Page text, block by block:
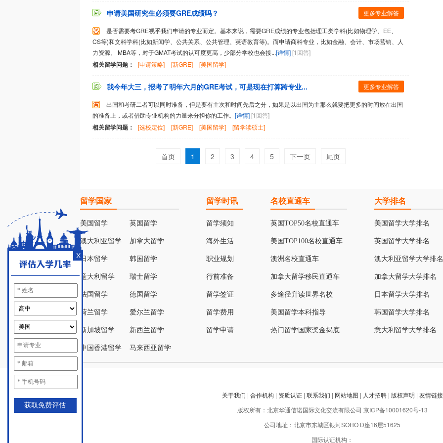
更多专业解答
申请美国研究生必须要GRE成绩吗？
是否需要考GRE视乎我们申请的专业而定。基本来说，需要GRE成绩的专业包括理工类学科(比如物理学、EE、
CS等)和文科学科(比如新闻学、公共关系、公共管理、英语教育等)。而申请商科专业，比如金融、会计、市场营销、人
力资源、 MBA等，对于GMAT考试的认可度更高，少部分学校也会接...[详情][1回答]
相关留学问题： [申请策略] [新GRE] [美国留学]
更多专业解答
我今年大三，报考了明年六月的GRE考试，可是现在打算跨专业...
出国和考研二者可以同时准备，但是要有主次和时间先后之分，如果是以出国为主那么就要把更多的时间放在出国
的准备上，或者借助专业机构的力量来分担你的工作。 [详情][1回答]
相关留学问题： [选校定位] [新GRE] [美国留学] [留学读硕士]
首页 1 2 3 4 5 下一页 尾页
X
留学国家
美国留学 英国留学
澳大利亚留学 加拿大留学
日本留学 韩国留学
意大利留学 瑞士留学
法国留学 德国留学
荷兰留学 爱尔兰留学
新加坡留学 新西兰留学
中国香港留学 马来西亚留学
留学时讯
留学须知
海外生活
职业规划
行前准备
留学签证
留学费用
留学申请
名校直通车
英国TOP50名校直通车
美国TOP100名校直通车
澳洲名校直通车
加拿大留学移民直通车
多途径升读世界名校
美国留学本科指导
热门留学国家奖金揭底
大学排名
美国留学大学排名
英国留学大学排名
澳大利亚留学大学排名
加拿大留学大学排名
日本留学大学排名
韩国留学大学排名
意大利留学大学排名
关于我们 | 合作机构 | 资质认证| 联系我们 | 网站地图 | 人才招聘| 版权声明 | 友情链接
版权所有：北京华通信诺国际文化交流有限公司 京ICP备10001620号-13
公司地址：北京市东城区银河SOHO D座16层51625
国际认证机构：